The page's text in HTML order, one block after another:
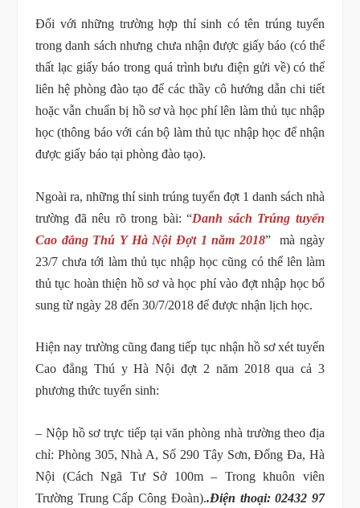
Đối với những trường hợp thí sinh có tên trúng tuyển
trong danh sách nhưng chưa nhận được giấy báo (có thể
thất lạc giấy báo trong quá trình bưu điện gửi về) có thể
liên hệ phòng đào tạo để các thầy cô hướng dẫn chi tiết
hoặc vẫn chuẩn bị hồ sơ và học phí lên làm thủ tục nhập
học (thông báo với cán bộ làm thủ tục nhập học để nhận
được giấy báo tại phòng đào tạo).
Ngoài ra, những thí sinh trúng tuyển đợt 1 danh sách nhà
trường đã nêu rõ trong bài: “Danh sách Trúng tuyển
Cao đẳng Thú Y Hà Nội Đợt 1 năm 2018” mà ngày
23/7 chưa tới làm thủ tục nhập học cũng có thể lên làm
thủ tục hoàn thiện hồ sơ và học phí vào đợt nhập học bổ
sung từ ngày 28 đến 30/7/2018 để được nhận lịch học.
Hiện nay trường cũng đang tiếp tục nhận hồ sơ xét tuyển
Cao đẳng Thú y Hà Nội đợt 2 năm 2018 qua cả 3
phương thức tuyển sinh:
– Nộp hồ sơ trực tiếp tại văn phòng nhà trường theo địa
chỉ: Phòng 305, Nhà A, Số 290 Tây Sơn, Đống Đa, Hà
Nội (Cách Ngã Tư Sở 100m – Trong khuôn viên
Trường Trung Cấp Công Đoàn)..Điện thoại: 02432 97